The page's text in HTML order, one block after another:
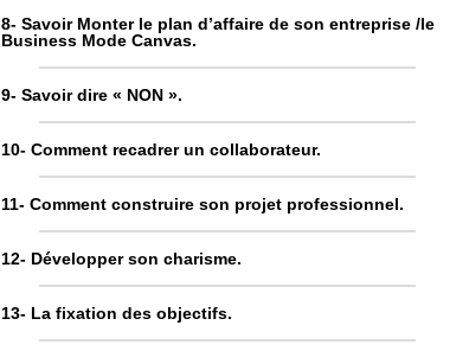
8- Savoir Monter le plan d’affaire de son entreprise /le
Business Mode Canvas.
9- Savoir dire « NON ».
10- Comment recadrer un collaborateur.
11- Comment construire son projet professionnel.
12- Développer son charisme.
13- La fixation des objectifs.